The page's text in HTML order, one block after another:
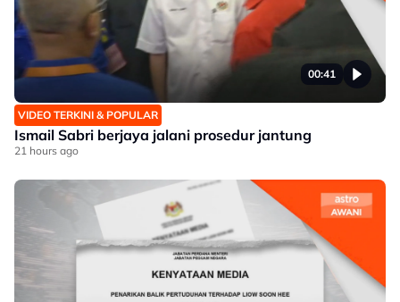
00:41
VIDEO TERKINI & POPULAR
Ismail Sabri berjaya jalani prosedur jantung
21 hours ago